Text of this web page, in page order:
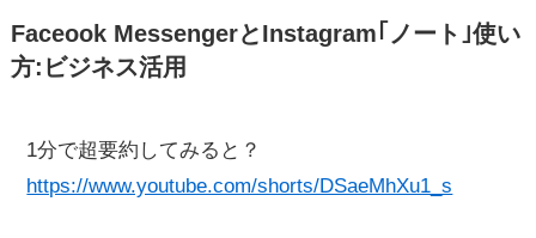
Faceook MessengerとInstagram｢ノート｣使い
方:ビジネス活用
1分で超要約してみると？
https://www.youtube.com/shorts/DSaeMhXu1_s